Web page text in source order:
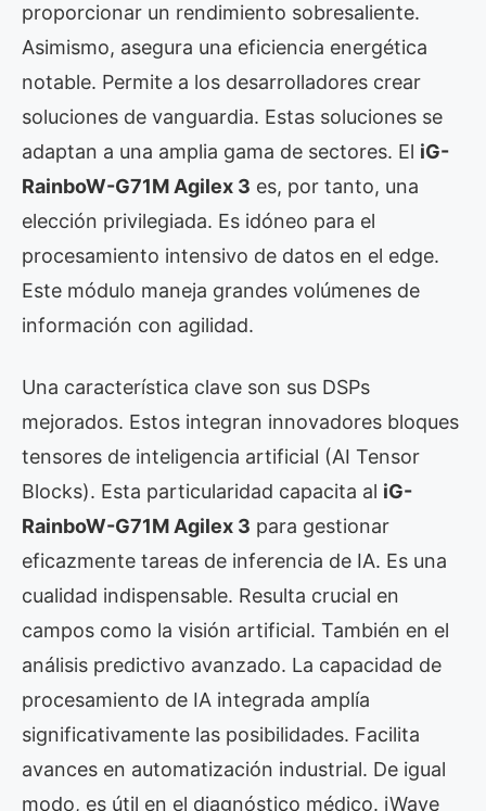
proporcionar un rendimiento sobresaliente.
Asimismo, asegura una eficiencia energética
notable. Permite a los desarrolladores crear
soluciones de vanguardia. Estas soluciones se
adaptan a una amplia gama de sectores. El iG-
RainboW-G71M Agilex 3 es, por tanto, una
elección privilegiada. Es idóneo para el
procesamiento intensivo de datos en el edge.
Este módulo maneja grandes volúmenes de
información con agilidad.
Una característica clave son sus DSPs
mejorados. Estos integran innovadores bloques
tensores de inteligencia artificial (AI Tensor
Blocks). Esta particularidad capacita al iG-
RainboW-G71M Agilex 3 para gestionar
eficazmente tareas de inferencia de IA. Es una
cualidad indispensable. Resulta crucial en
campos como la visión artificial. También en el
análisis predictivo avanzado. La capacidad de
procesamiento de IA integrada amplía
significativamente las posibilidades. Facilita
avances en automatización industrial. De igual
modo, es útil en el diagnóstico médico. iWave